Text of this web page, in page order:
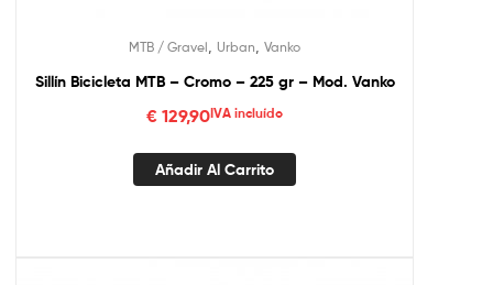
MTB / Gravel Urban Vanko
Sillín Bicicleta MTB – Cromo – 225 gr – Mod. Vanko
€ 129,90IVA incluído
Añadir Al Carrito